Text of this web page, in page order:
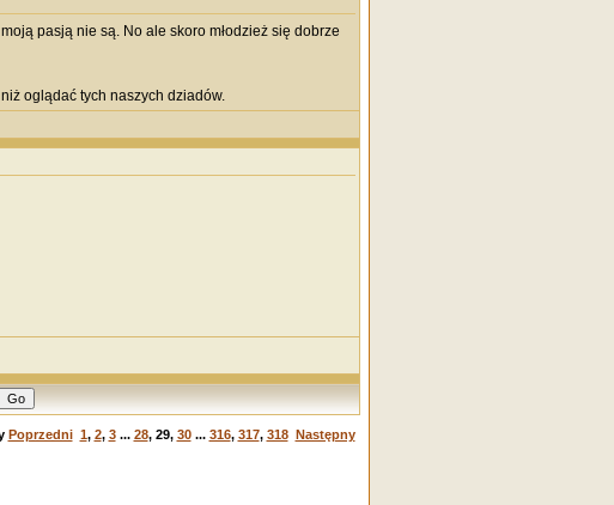
pasją nie są. No ale skoro młodzież się dobrze
oglądać tych naszych dziadów.
Poprzedni 1, 2, 3... 28, 29, 30... 316, 317, 318 Następny